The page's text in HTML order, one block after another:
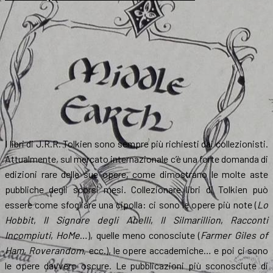
I libri di J.R.R. Tolkien sono sempre più richiesti dai collezionisti.
Attualmente, sul mercato internazionale c’è una forte domanda di
edizioni rare delle sue opere, come dimostrano le molte aste
pubbliche degli scorsi mesi. Collezionare libri di Tolkien può
essere come sfogliare una cipolla: ci sono le opere più note (Lo
Hobbit, Il Signore degli Anelli, Il Silmarillion, Racconti
Incompiuti, HoMe…), quelle meno conosciute (Farmer Giles of
Ham, Roverandom, ecc.), le opere accademiche… e poi ci sono
le opere davvero oscure. Le pubblicazioni più sconosciute di